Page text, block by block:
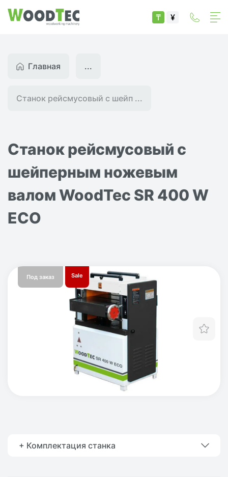
₸ ¥
Главная
Станок рейсмусовый с шейп ...
...
Станок рейсмусовый с
шейперным ножевым
валом WoodTec SR 400 W
ECO
Под заказ Sale
+ Комплектация станка